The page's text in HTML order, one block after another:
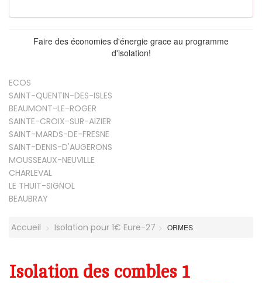
Faire des économies d'énergie grace au programme
d'isolation!
ECOS
SAINT-QUENTIN-DES-ISLES
BEAUMONT-LE-ROGER
SAINTE-CROIX-SUR-AIZIER
SAINT-MARDS-DE-FRESNE
SAINT-DENIS-D'AUGERONS
MOUSSEAUX-NEUVILLE
CHARLEVAL
LE THUIT-SIGNOL
BEAUBRAY
Accueil Isolation pour 1€ Eure-27 ORMES
Isolation des combles 1